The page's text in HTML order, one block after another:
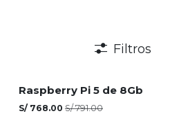
Filtros
Raspberry Pi 5 de 8Gb
S/ 768.00 S/791.00